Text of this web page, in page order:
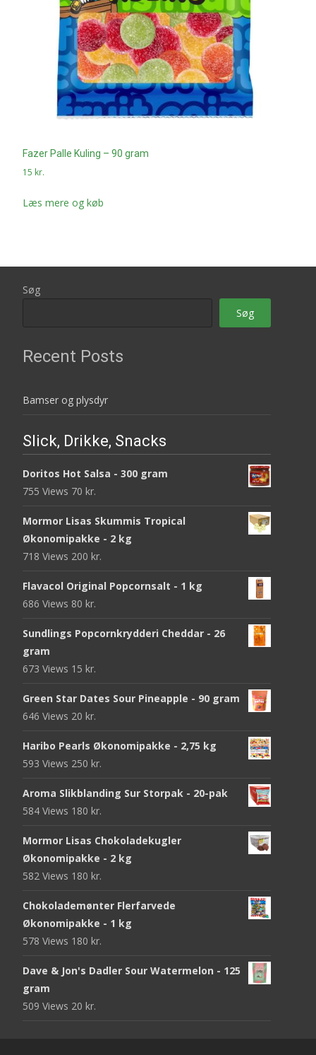
Fazer Palle Kuling – 90 gram
15 kr.
Læs mere og køb
Søg
Søg
Recent Posts
Bamser og plysdyr
Slick, Drikke, Snacks
Doritos Hot Salsa - 300 gram
755 Views 70 kr.
Mormor Lisas Skummis Tropical
Økonomipakke - 2 kg
718 Views 200 kr.
Flavacol Original Popcornsalt - 1 kg
686 Views 80 kr.
Sundlings Popcornkrydderi Cheddar - 26
gram
673 Views 15 kr.
Green Star Dates Sour Pineapple - 90 gram
646 Views 20 kr.
Haribo Pearls Økonomipakke - 2,75 kg
593 Views 250 kr.
Aroma Slikblanding Sur Storpak - 20-pak
584 Views 180 kr.
Mormor Lisas Chokoladekugler
Økonomipakke - 2 kg
582 Views 180 kr.
Chokolademønter Flerfarvede
Økonomipakke - 1 kg
578 Views 180 kr.
Dave & Jon's Dadler Sour Watermelon - 125
gram
509 Views 20 kr.